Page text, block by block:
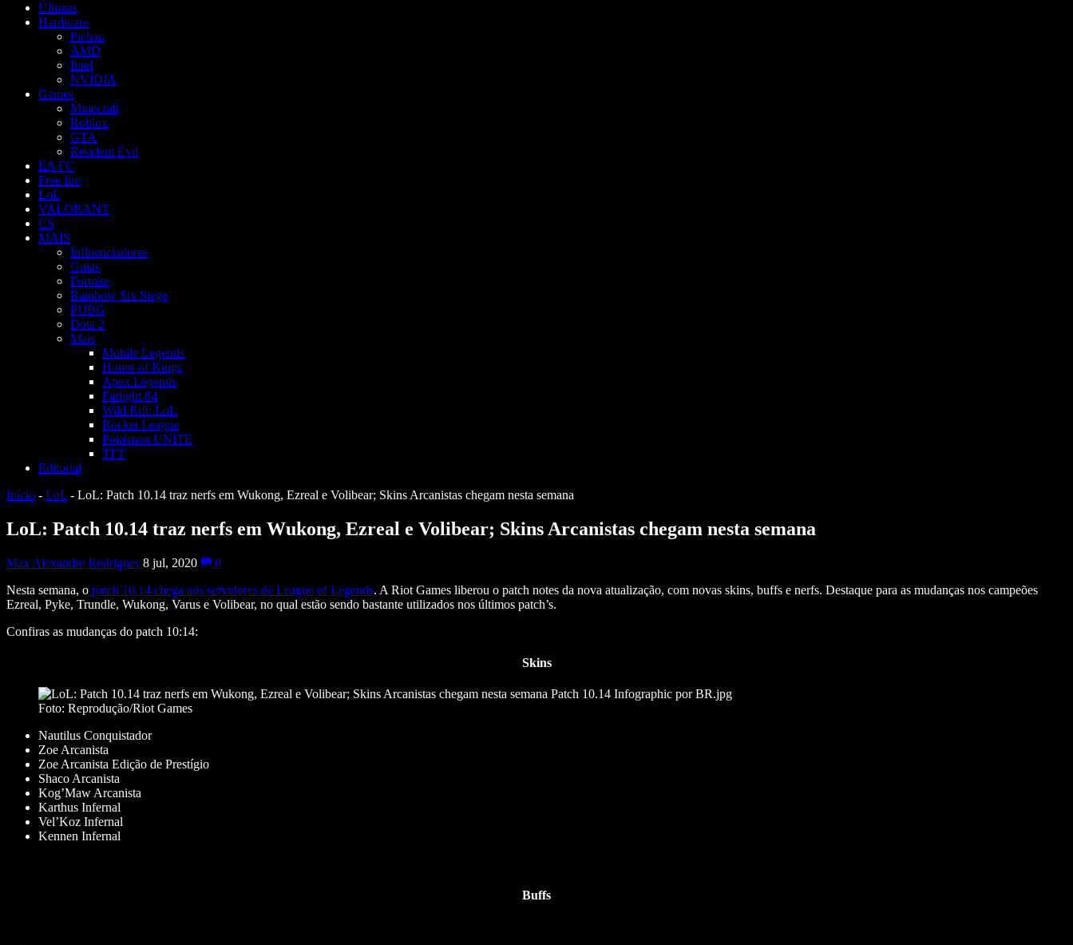
Últimas
Hardware
Pichau
AMD
Intel
NVIDIA
Games
Minecraft
Roblox
GTA
Resident Evil
EA FC
Free fire
LoL
VALORANT
CS
MAIS
Influenciadores
Guias
Fortnite
Rainbow Six Siege
PUBG
Dota 2
Mais
Mobile Legends
Honor of Kings
Apex Legends
Farlight 84
Wild Rift: LoL
Rocket League
Pokémon UNITE
TFT
Editorial
Início - LoL - LoL: Patch 10.14 traz nerfs em Wukong, Ezreal e Volibear; Skins Arcanistas chegam nesta semana
LoL: Patch 10.14 traz nerfs em Wukong, Ezreal e Volibear; Skins Arcanistas chegam nesta semana
Max Alexandre Rodrigues 8 jul, 2020
0
Nesta semana, o patch 10.14 chega aos servidores de League of Legends. A Riot Games liberou o patch notes da nova atualização, com novas skins, buffs e nerfs. Destaque para as mudanças nos campeões
Ezreal, Pyke, Trundle, Wukong, Varus e Volibear, no qual estão sendo bastante utilizados nos últimos patch’s.
Confiras as mudanças do patch 10:14:
Skins
Foto: Reprodução/Riot Games
Nautilus Conquistador
Zoe Arcanista
Zoe Arcanista Edição de Prestígio
Shaco Arcanista
Kog’Maw Arcanista
Karthus Infernal
Vel’Koz Infernal
Kennen Infernal
Buffs